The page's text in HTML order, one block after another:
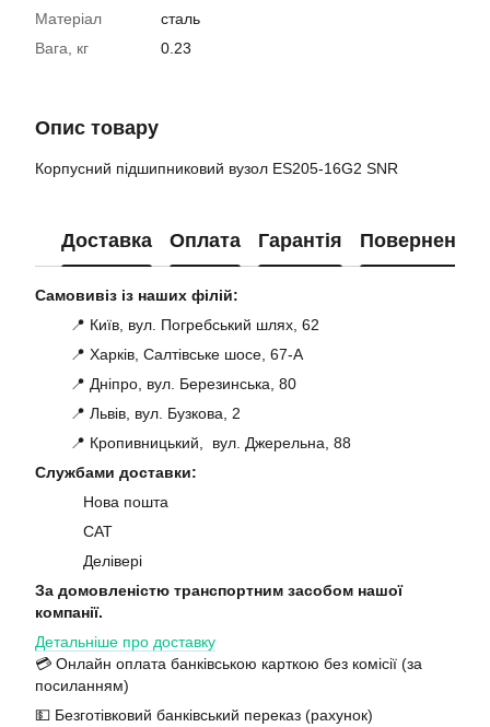
Матеріал
сталь
Вага, кг
0.23
Опис товару
Корпусний підшипниковий вузол ES205-16G2 SNR
Доставка Оплата Гарантія Повернення
Самовивіз із наших філій:
📍 Київ, вул. Погребський шлях, 62
📍 Харків, Салтівське шосе, 67-А
📍 Дніпро, вул. Березинська, 80
📍 Львів, вул. Бузкова, 2
📍 Кропивницький, вул. Джерельна, 88
Службами доставки:
Нова пошта
САТ
Делівері
За домовленістю транспортним засобом нашої
компанії.
Детальніше про доставку
💳 Онлайн оплата банківською карткою без комісії (за
посиланням)
💵 Безготівковий банківський переказ (рахунок)